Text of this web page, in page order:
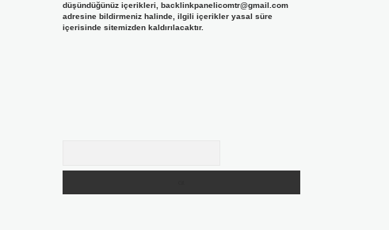
düşündüğünüz içerikleri, backlinkpanelicomtr@gmail.com
adresine bildirmeniz halinde, ilgili içerikler yasal süre
içerisinde sitemizden kaldırılacaktır.